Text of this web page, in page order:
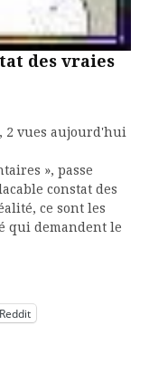
des vraies
, 2 vues aujourd'hui
», passe
constat des
ce sont les
qui demandent le
Reddit